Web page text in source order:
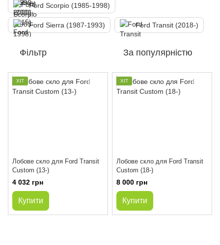
Ford Scorpio (1985-1998)
Ford Sierra (1987-1993) Ford Transit (2018-)
Фільтр За популярністю
ХІТ
Лобове скло для Ford Transit
Custom (13-)
4 032 грн
Купити
ХІТ
Лобове скло для Ford Transit
Custom (18-)
8 000 грн
Купити